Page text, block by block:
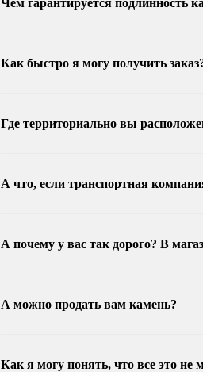
Чем гарантируется подлинность
Как быстро я могу получить
Где территориально вы
А что, если транспортная
А почему у вас так дорого? В
А можно продать вам камень?
Как я могу понять, что все это не